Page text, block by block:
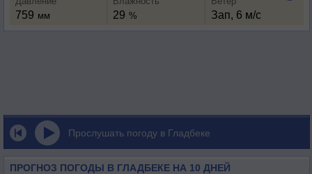
759 мм 29 % Зап, 6 м/с
Прослушать погоду в Гладбеке
ПРОГНОЗ ПОГОДЫ В ГЛАДБЕКЕ НА 10 ДНЕЙ